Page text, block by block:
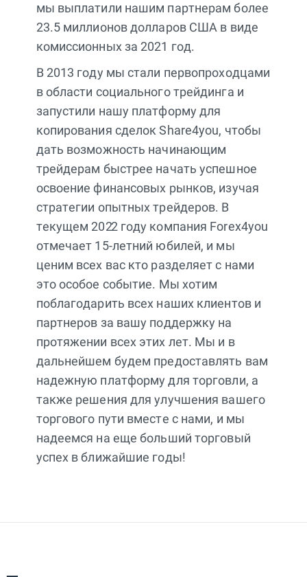
мы выплатили нашим партнерам более
23.5 миллионов долларов США в виде
комиссионных за 2021 год.
В 2013 году мы стали первопроходцами
в области социального трейдинга и
запустили нашу платформу для
копирования сделок Share4you, чтобы
дать возможность начинающим
трейдерам быстрее начать успешное
освоение финансовых рынков, изучая
стратегии опытных трейдеров. В
текущем 2022 году компания Forex4you
отмечает 15-летний юбилей, и мы
ценим всех вас кто разделяет с нами
это особое событие. Мы хотим
поблагодарить всех наших клиентов и
партнеров за вашу поддержку на
протяжении всех этих лет. Мы и в
дальнейшем будем предоставлять вам
надежную платформу для торговли, а
также решения для улучшения вашего
торгового пути вместе с нами, и мы
надеемся на еще больший торговый
успех в ближайшие годы!